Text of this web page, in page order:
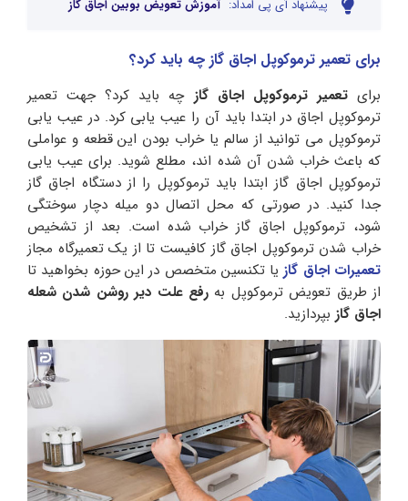
پیشنهاد آی پی امداد: آموزش تعویض بوبین اجاق گاز
برای تعمیر ترموکوپل اجاق گاز چه باید کرد؟
برایتعمیر ترموکوپل اجاق گاز چه باید کرد؟ جهت تعمیر
ترموکوپل اجاق در ابتدا باید آن را عیب یابی کرد. در عیب یابی
ترموکوپل می توانید از سالم یا خراب بودن این قطعه و عواملی
که باعث خراب شدن آن شده اند، مطلع شوید. برای عیب یابی
ترموکوپل اجاق گاز ابتدا باید ترموکوپل را از دستگاه اجاق گاز
جدا کنید. در صورتی که محل اتصال دو میله دچار سوختگی
شود، ترموکوپل اجاق گاز خراب شده است. بعد از تشخیص
خراب شدن ترموکوپل اجاق گاز کافیست تا از یک تعمیرگاه مجاز
تعمیرات اجاق گاز یا تکنسین متخصص در این حوزه بخواهید تا
از طریق تعویض ترموکوپل به رفع علت دیر روشن شدن شعله
اجاق گاز بپردازید.